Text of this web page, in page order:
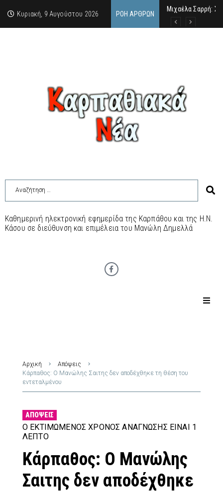
Κυριακή, 9 Αυγούστου 2026 ΡΟΉ ΆΡΘΡΩΝ
Μιχαέλα Σαρρή:
Από την Πάρο, μια
Συλλήψεις δύο
Καθημερινή ηλεκτρονική εφημερίδα της Καρπάθου και της Η.Ν.
Κάσου σε διεύθυνση και επιμέλεια του Μανώλη Δημελλά
Αρχική
Απόψεις
Κάρπαθος: Ο Μανώλης Σαιτης δεν αποδέχθηκε τη θέση του
εντεταλμένου
ΑΠΌΨΕΙΣ
Ο ΕΚΤΙΜΏΜΕΝΟΣ ΧΡΌΝΟΣ ΑΝΆΓΝΩΣΗΣ ΕΊΝΑΙ 1
ΛΕΠΤΌ
Κάρπαθος: Ο Μανώλης
Σαιτης δεν αποδέχθηκε